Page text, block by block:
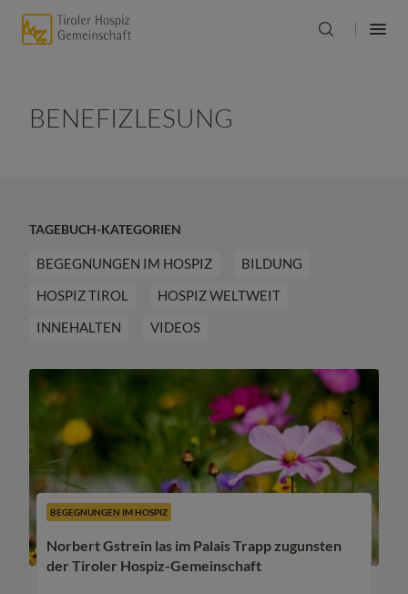
BENEFIZLESUNG
TAGEBUCH-KATEGORIEN
BEGEGNUNGEN IM HOSPIZ
BILDUNG
HOSPIZ TIROL
HOSPIZ WELTWEIT
INNEHALTEN
VIDEOS
BEGEGNUNGEN IM HOSPIZ
Norbert Gstrein las im Palais Trapp zugunsten
der Tiroler Hospiz-Gemeinschaft